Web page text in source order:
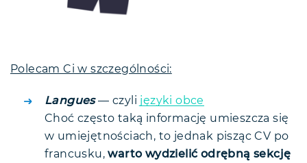
Polecam Ci w szczególności:
Langues — czyli języki obce
Choć często taką informację umieszcza się
w umiejętnościach, to jednak pisząc CV po
francusku,warto wydzielić odrębną sekcję